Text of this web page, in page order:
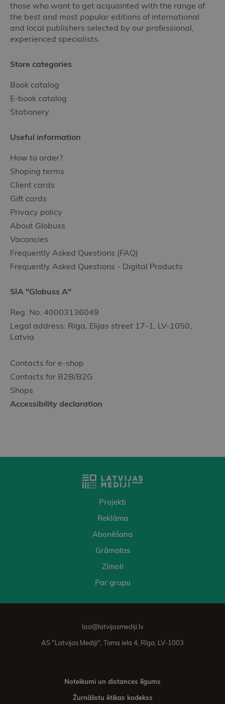
those who want to get acquainted with the range of
the best and most popular editions of international
and local publishers selected by our professional,
experienced specialists.
Store categories
Book catalog
E-book catalog
Stationery
Useful information
How to order?
Shoping terms
Client cards
Gift cards
Privacy policy
About Globuss
Vacancies
Frequently Asked Questions (FAQ)
Frequently Asked Questions - Digital Products
SIA "Globuss A"
Reg. No. 40003136049
Legal address: Riga, Elijas street 17-1, LV-1050,
Latvia
Contacts for e-shop
Contacts for B2B/B2G
Shops
Accessibility declaration
Projekti
Reklāma
Abonēšana
Grāmatas
Zīmoli
Par grupu
lasi@latvijasmediji.lv
AS "Latvijas Mediji", Toma iela 4, Rīga, LV-1003
Noteikumi un distances līgums
Žurnālistu ētikas kodekss